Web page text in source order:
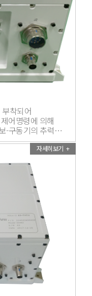
착되어
어명령에 의해
-구동기의 추력
.
자세히보기 +